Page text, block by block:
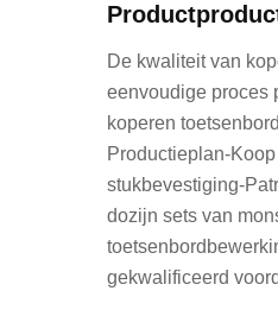
De kwaliteit van
eenvoudige proces
koperen
Productieplan-
stukbevestiging-
dozijn sets van
gekwalificeerd